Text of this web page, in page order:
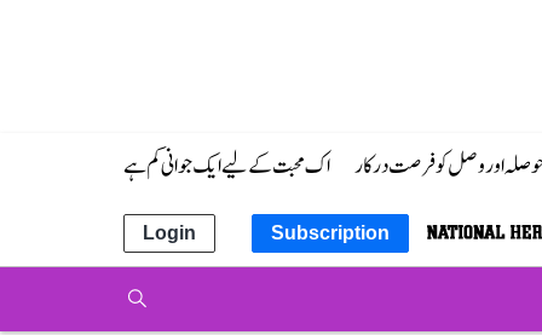
حوصلہ اور وصل کو فرصت درکار اک محبت کے لیے ایک جوانی کم ہے
Subscription
Login